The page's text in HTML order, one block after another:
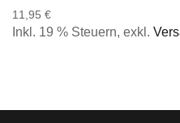
11,95 €
Inkl. 19 % Steuern, exkl.